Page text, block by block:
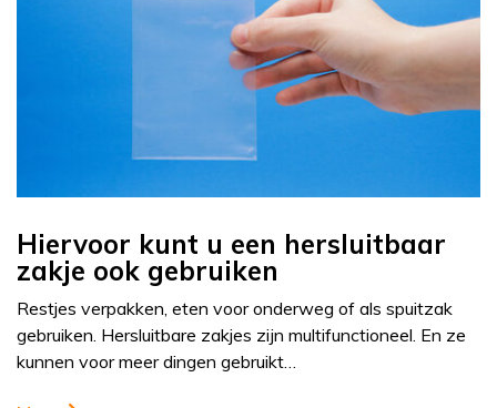
Hiervoor kunt u een hersluitbaar
zakje ook gebruiken
Restjes verpakken, eten voor onderweg of als spuitzak
gebruiken. Hersluitbare zakjes zijn multifunctioneel. En ze
kunnen voor meer dingen gebruikt…